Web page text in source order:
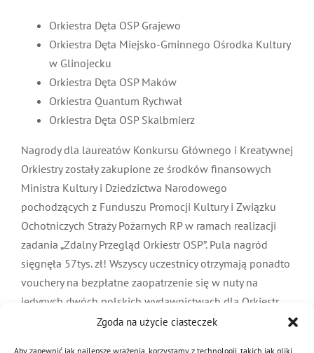
Zgoda na użycie ciasteczek
Aby zapewnić jak najlepsze wrażenia, korzystamy z technologii, takich jak pliki
Orkiestra Dęta OSP Grajewo
Orkiestra Dęta Miejsko-Gminnego Ośrodka Kultury
w Glinojecku
Orkiestra Dęta OSP Maków
Orkiestra Quantum Rychwał
Orkiestra Dęta OSP Skalbmierz
Nagrody dla laureatów Konkursu Głównego i Kreatywnej
Orkiestry zostały zakupione ze środków finansowych
Ministra Kultury i Dziedzictwa Narodowego
pochodzących z Funduszu Promocji Kultury i Związku
Ochotniczych Straży Pożarnych RP w ramach realizacji
zadania „Zdalny Przegląd Orkiestr OSP”. Pula nagród
sięgnęła 57tys. zł! Wszyscy uczestnicy otrzymają ponadto
vouchery na bezpłatne zaopatrzenie się w nuty na
jedynych dwóch polskich wydawnictwach dla Orkiestr
dętych – PWM i nuty.eu. Gratulujemy wszystkim